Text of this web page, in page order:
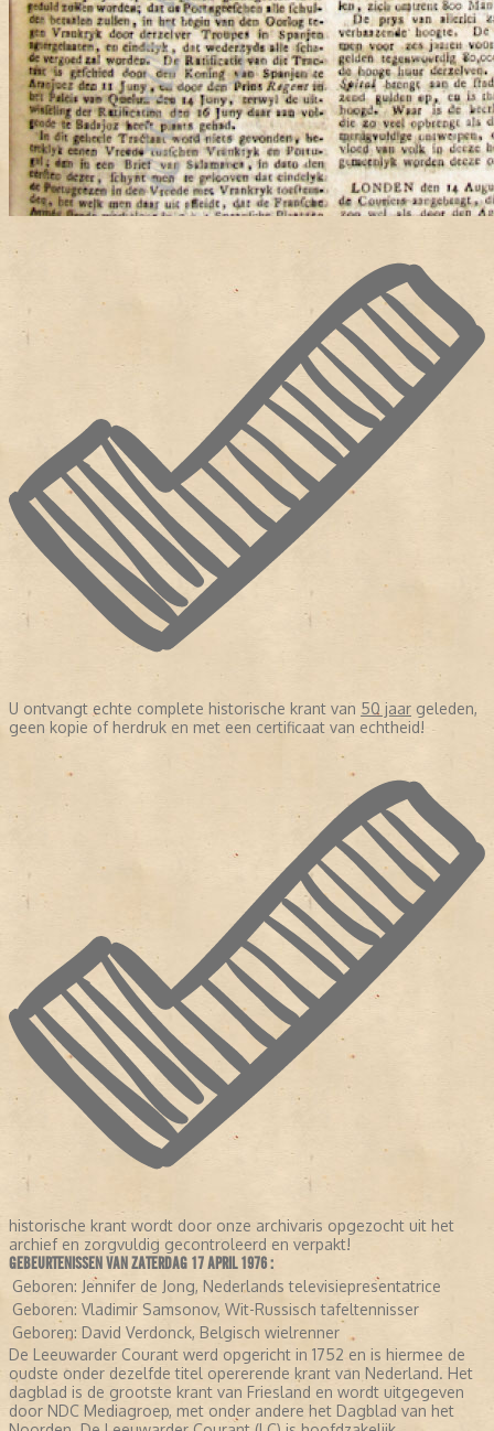
U ontvangt echte complete historische krant van 50 jaar geleden,
geen kopie of herdruk en met een certificaat van echtheid!
historische krant wordt door onze archivaris opgezocht uit het
archief en zorgvuldig gecontroleerd en verpakt!
GEBEURTENISSEN VAN ZATERDAG 17 APRIL 1976 :
Geboren: Jennifer de Jong, Nederlands televisiepresentatrice
Geboren: Vladimir Samsonov, Wit-Russisch tafeltennisser
Geboren: David Verdonck, Belgisch wielrenner
De Leeuwarder Courant werd opgericht in 1752 en is hiermee de
oudste onder dezelfde titel opererende krant van Nederland. Het
dagblad is de grootste krant van Friesland en wordt uitgegeven
door NDC Mediagroep, met onder andere het Dagblad van het